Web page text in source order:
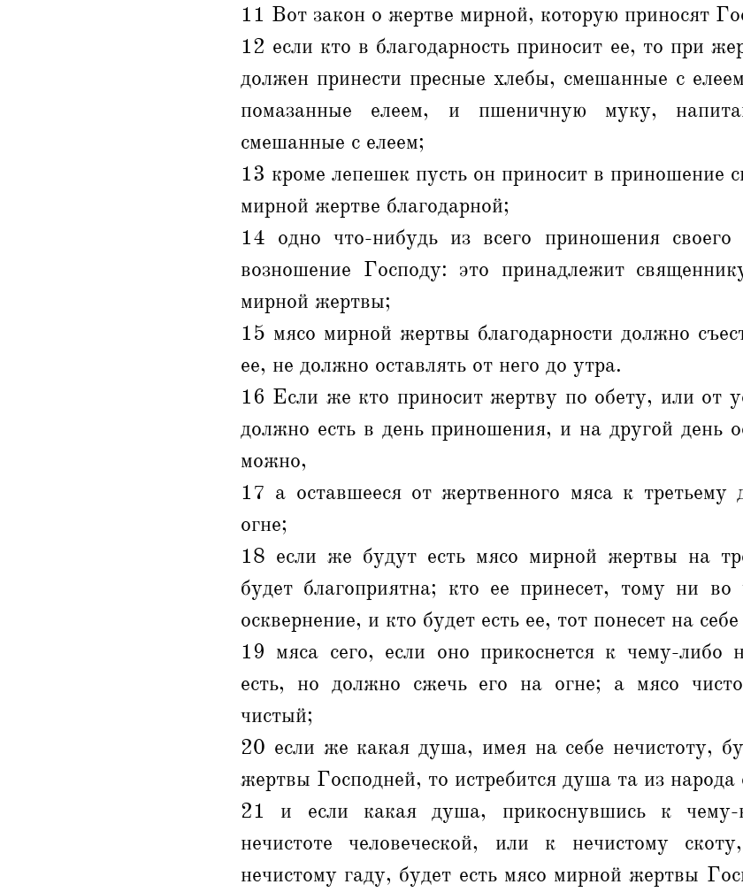
11 Вот закон о жертве мирной, которую приносят
12 если кто в благодарность приносит ее, то при
должен принести пресные хлебы, смешанные с
помазанные елеем, и пшеничную муку,
смешанные с елеем;
13 кроме лепешек пусть он приносит в приношение
мирной жертве благодарной;
14 одно что-нибудь из всего приношения
возношение Господу: это принадлежит
мирной жертвы;
15 мясо мирной жертвы благодарности должно
ее, не должно оставлять от него до утра.
16 Если же кто приносит жертву по обету, или от
должно есть в день приношения, и на другой день
можно,
17 а оставшееся от жертвенного мяса к
огне;
18 если же будут есть мясо мирной жертвы на
будет благоприятна; кто ее принесет, тому ни
осквернение, и кто будет есть ее, тот понесет на себе
19 мяса сего, если оно прикоснется к чему-либо
есть, но должно сжечь его на огне; а мясо
чистый;
20 если же какая душа, имея на себе нечистоту,
жертвы Господней, то истребится душа та из народа
21 и если какая душа, прикоснувшись к чему-
нечистоте человеческой, или к нечистому
нечистому гаду, будет есть мясо мирной жертвы